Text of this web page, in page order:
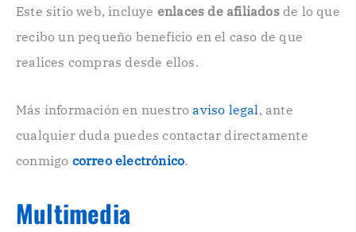
t
ó
n
o
.
Este sitio web, incluye enlaces de afiliadosde lo que
recibo un pequeño beneficio en el caso de que
realices compras desde ellos.
Más información en nuestroaviso legal , ante
cualquier duda puedes contactar directamente
conmigo correo electrónico.
Multimedia